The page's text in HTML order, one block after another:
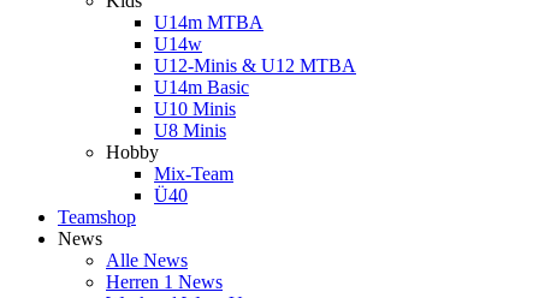
U14m MTBA
U14w
U12-Minis & U12 MTBA
U14m Basic
U10 Minis
U8 Minis
Hobby
Mix-Team
Ü40
Teamshop
News
Alle News
Herren 1 News